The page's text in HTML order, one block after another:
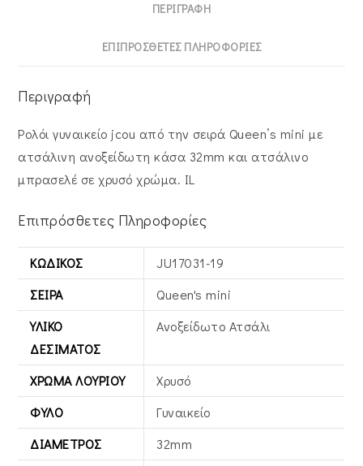
ΠΕΡΙΓΡΑΦΉ
ΕΠΙΠΡΌΣΘΕΤΕΣ ΠΛΗΡΟΦΟΡΊΕΣ
Περιγραφή
Ρολόι γυναικείο jcou από την σειρά Queen’s mini με
ατσάλινη ανοξείδωτη κάσα 32mm και ατσάλινο
μπρασελέ σε χρυσό χρώμα. IL
Επιπρόσθετες Πληροφορίες
ΚΩΔΙΚΌΣ
JU17031-19
ΣΕΙΡΆ
Queen's mini
ΥΛΙΚΌ
ΔΕΣΊΜΑΤΟΣ
Ανοξείδωτο Ατσάλι
ΧΡΏΜΑ ΛΟΥΡΙΟΎ
Χρυσό
ΦΎΛΟ
Γυναικείο
ΔΙΆΜΕΤΡΟΣ
32mm